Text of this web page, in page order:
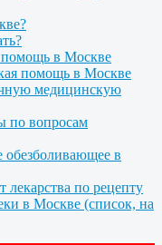
помощь в Москве
помощь в Москве
медицинскую
по вопросам
обезболивающее в
лекарства по рецепту
в Москве (список, на